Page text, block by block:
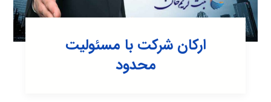
ارکان شرکت با مسئولیت
محدود